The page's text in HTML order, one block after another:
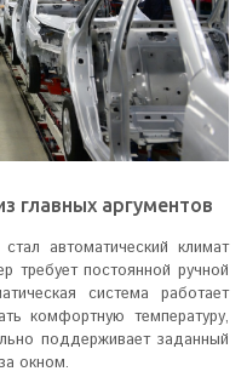
главных аргументов
автоматический климат
требует постоянной ручной
система работает
комфортную температуру,
поддерживает заданный
окном.